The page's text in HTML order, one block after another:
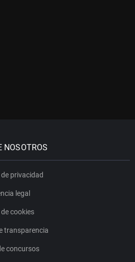
NOSOTROS
privacidad
legal
cookies
transparencia
concursos